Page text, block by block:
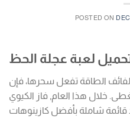
POSTED ON
لعبة عجلة الحظ
الطاقة تفعل سحرها، فإن
مغطى. خلال هذا العام, فاز الكيوي
قائمة شاملة بأفضل كازينوهات